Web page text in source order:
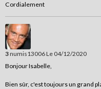
Cordialement
3numis13006Le 04/12/2020
Bonjour Isabelle,
Bien sûr, c'est toujours un grand